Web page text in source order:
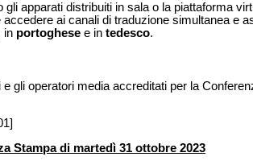
gli apparati distribuiti in sala o la piattaforma
accedere ai canali di traduzione simultanea e
in portoghese e in tedesco.
e gli operatori media accreditati per la
Stampa di martedì 31 ottobre 2023